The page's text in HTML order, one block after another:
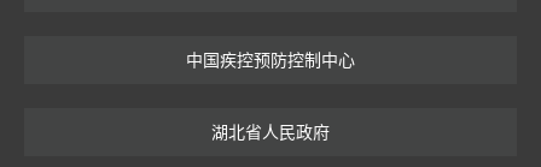
中国疾控预防控制中心
湖北省人民政府